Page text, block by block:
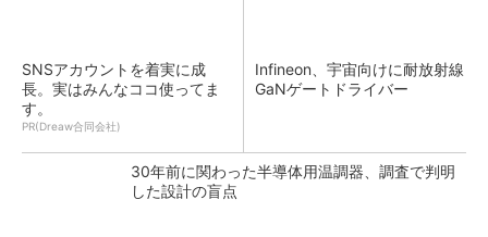
SNSアカウントを着実に成
長。実はみんなココ使ってま
す。
PR(Dreaw合同会社)
Infineon、宇宙向けに耐放射線
GaNゲートドライバー
30年前に関わった半導体用温調器、調査で判明
した設計の盲点